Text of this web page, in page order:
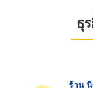
ธุ
ร้าน